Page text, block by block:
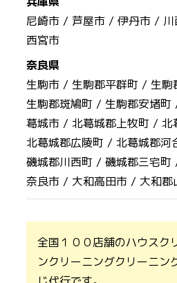
尼崎市 / 芦屋市 /伊丹市 /
西宮市
奈良県
生駒市 / 生駒郡平群町 / 生
生駒郡斑鳩町 / 生駒郡安堵
葛城市 /北葛城郡上牧町 /北
北葛城郡広陵町 /北葛城郡河
磯城郡川西町 /磯城郡三宅
奈良市 / 大和高田市 / 大和郡
全国１００店舗のハウスク
ンクリーニングクリーニン